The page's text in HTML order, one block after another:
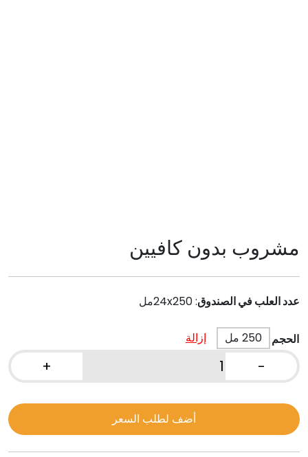
مشروب بدون كافيين
عدد العلب في الصندوق:24x250مل
الحجم 250 مل إزالة
-
بدون
كافيين
+
أضف لطلب السعر